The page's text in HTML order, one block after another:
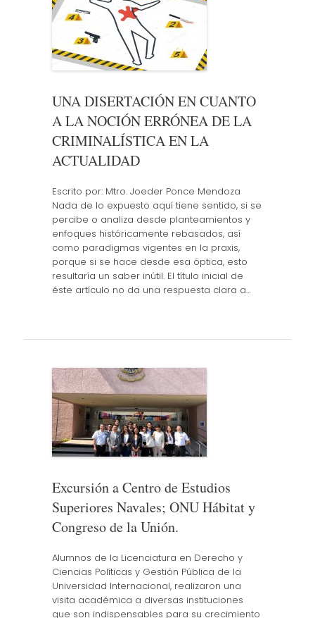
UNA DISERTACIÓN EN CUANTO
A LA NOCIÓN ERRÓNEA DE LA
CRIMINALÍSTICA EN LA
ACTUALIDAD
Escrito por: Mtro. Joeder Ponce Mendoza
Nada de lo expuesto aquí tiene sentido, si se
percibe o analiza desde planteamientos y
enfoques históricamente rebasados, así
como paradigmas vigentes en la praxis,
porque si se hace desde esa óptica, esto
resultaría un saber inútil. El título inicial de
éste artículo no da una respuesta clara a…
Excursión a Centro de Estudios
Superiores Navales; ONU Hábitat y
Congreso de la Unión.
Alumnos de la Licenciatura en Derecho y
Ciencias Políticas y Gestión Pública de la
Universidad Internacional, realizaron una
visita académica a diversas instituciones
que son indispensables para su crecimiento